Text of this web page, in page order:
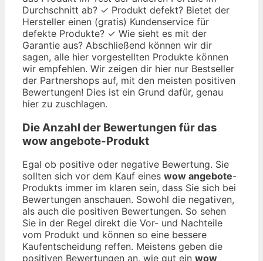
Durchschnitt ab? ✓ Produkt defekt? Bietet der
Hersteller einen (gratis) Kundenservice für
defekte Produkte? ✓ Wie sieht es mit der
Garantie aus? Abschließend können wir dir
sagen, alle hier vorgestellten Produkte können
wir empfehlen. Wir zeigen dir hier nur Bestseller
der Partnershops auf, mit den meisten positiven
Bewertungen! Dies ist ein Grund dafür, genau
hier zu zuschlagen.
Die Anzahl der Bewertungen für das
wow angebote-Produkt
Egal ob positive oder negative Bewertung. Sie
sollten sich vor dem Kauf eines wow angebote-
Produkts immer im klaren sein, dass Sie sich bei
Bewertungen anschauen. Sowohl die negativen,
als auch die positiven Bewertungen. So sehen
Sie in der Regel direkt die Vor- und Nachteile
vom Produkt und können so eine bessere
Kaufentscheidung reffen. Meistens geben die
positiven Bewertungen an, wie gut ein wow